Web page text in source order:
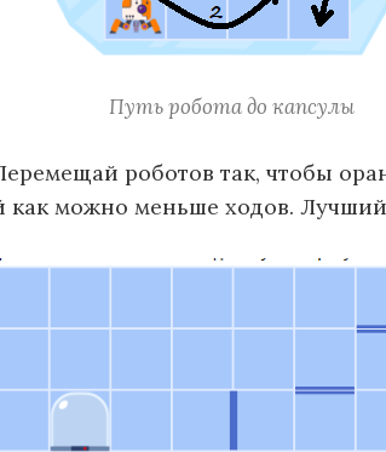
Путь робота до капсулы
роботов так, чтобы
как можно меньше ходов.